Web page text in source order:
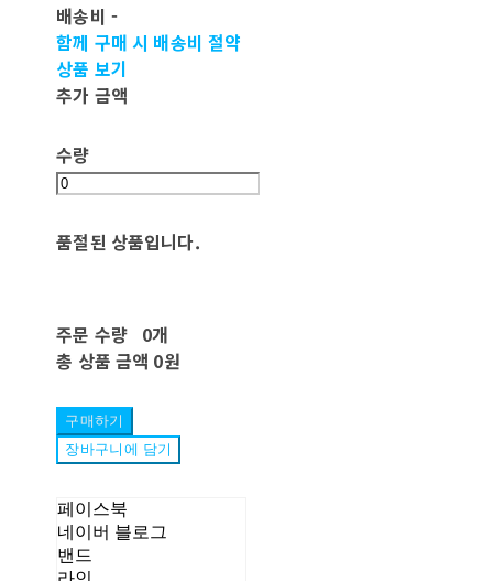
배송비 -
함께 구매 시 배송비 절약
상품 보기
추가 금액
수량
품절된 상품입니다.
주문 수량 0개
총 상품 금액 0원
구매하기
장바구니에 담기
페이스북
네이버 블로그
밴드